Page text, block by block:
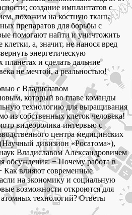
создание имплантатов с
похожим на костную ткань;
препаратов для борьбы с
помогают найти и уничтожить
а, значит, не нанося вред
энергетическую
и сделать дальние
не мечтой, а реальностью!
с Владиславом
который во главе команды
технологию для выращивания
из собственных клеток человека!
видеоролика-интервью с
центра медицинских
дивизион «Росатома»),
Владиславом Александровичем
обсуждения: − Почему работа в
Как влияют современные
на экономику и социальную
возможности откроются для
атомных технологий? Ответы